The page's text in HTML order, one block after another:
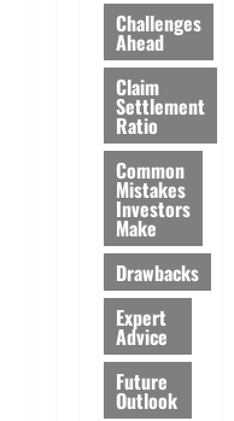
Challenges
Ahead
Claim
Settlement
Ratio
Common
Mistakes
Investors
Make
Drawbacks
Expert
Advice
Future
Outlook